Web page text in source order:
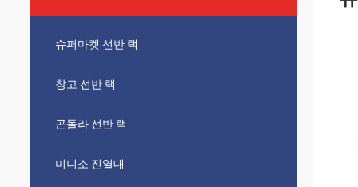
슈퍼마켓 선반 랙
창고 선반 랙
곤돌라 선반 랙
미니소 진열대